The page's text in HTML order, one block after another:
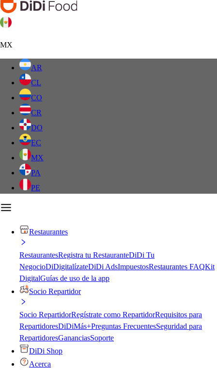
MX
AR
CL
CO
CR
DO
EC
MX
PA
PE
Restaurantes
RestaurantesRegistra tu RestauranteDiDi Tu
NegocioDiDigitalízateDiDi AdsImpuestosRestaurantes FAQKit
DigitalGuías de uso de la app
Socio Repartidor
Socio RepartidorRegístrate como RepartidorRequisitos para
RepartidoresDiDiMás+Preguntas FrecuentesSeguridad para
RepartidoresGananciasSoporte
DiDi Shop
Acerca